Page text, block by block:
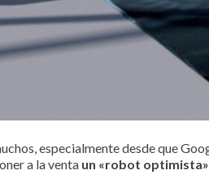
especialmente desde que
a la venta un «robot